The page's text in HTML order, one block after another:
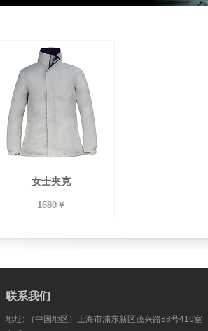
女士夹克
1680￥
联系我们
地址: （中国地区）上海市浦东新区茂兴路88号416室